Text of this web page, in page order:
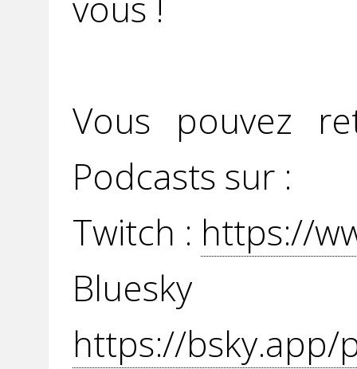
Vous pouvez
Podcasts sur :
Twitch : https://
https://bsky.app/